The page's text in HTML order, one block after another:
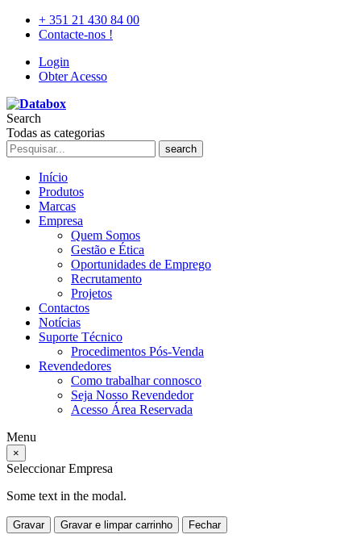
+ 351 21 430 84 00
Contacte-nos !
Login
Obter Acesso
Search
Todas as categorias
search
Início
Produtos
Marcas
Empresa
Quem Somos
Gestão e Ética
Oportunidades de Emprego
Recrutamento
Projetos
Contactos
Notícias
Suporte Técnico
Procedimentos Pós-Venda
Revendedores
Como trabalhar connosco
Seja Nosso Revendedor
Acesso Área Reservada
Menu
×
Seleccionar Empresa
Some text in the modal.
Gravar Gravar e limpar carrinho Fechar